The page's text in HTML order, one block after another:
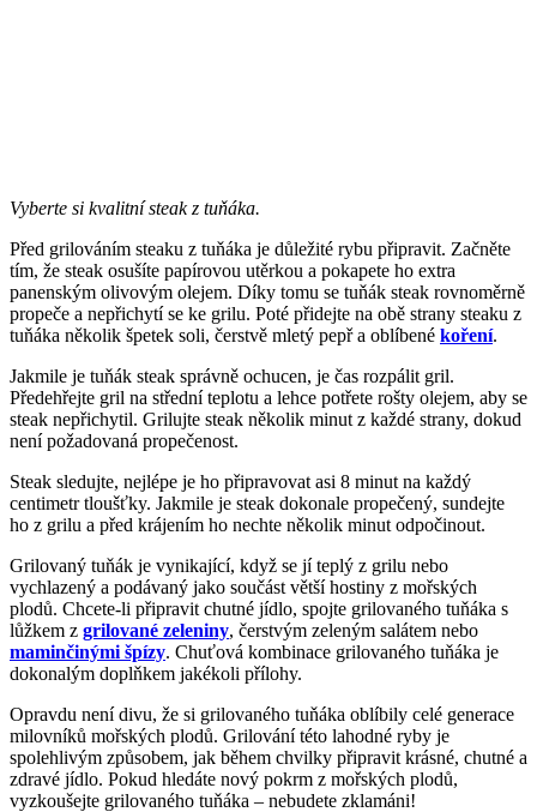
Vyberte si kvalitní steak z tuňáka.
Před grilováním steaku z tuňáka je důležité rybu připravit. Začněte
tím, že steak osušíte papírovou utěrkou a pokapete ho extra
panenským olivovým olejem. Díky tomu se tuňák steak rovnoměrně
propeče a nepřichytí se ke grilu. Poté přidejte na obě strany steaku z
tuňáka několik špetek soli, čerstvě mletý pepř a oblíbené koření.
Jakmile je tuňák steak správně ochucen, je čas rozpálit gril.
Předehřejte gril na střední teplotu a lehce potřete rošty olejem, aby se
steak nepřichytil. Grilujte steak několik minut z každé strany, dokud
není požadovaná propečenost.
Steak sledujte, nejlépe je ho připravovat asi 8 minut na každý
centimetr tloušťky. Jakmile je steak dokonale propečený, sundejte
ho z grilu a před krájením ho nechte několik minut odpočinout.
Grilovaný tuňák je vynikající, když se jí teplý z grilu nebo
vychlazený a podávaný jako součást větší hostiny z mořských
plodů. Chcete-li připravit chutné jídlo, spojte grilovaného tuňáka s
lůžkem z grilované zeleniny, čerstvým zeleným salátem nebo
maminčinými špízy. Chuťová kombinace grilovaného tuňáka je
dokonalým doplňkem jakékoli přílohy.
Opravdu není divu, že si grilovaného tuňáka oblíbily celé generace
milovníků mořských plodů. Grilování této lahodné ryby je
spolehlivým způsobem, jak během chvilky připravit krásné, chutné a
zdravé jídlo. Pokud hledáte nový pokrm z mořských plodů,
vyzkoušejte grilovaného tuňáka – nebudete zklamáni!